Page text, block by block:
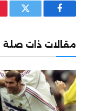
فيسبوك تويتر
مقالات ذات صلة